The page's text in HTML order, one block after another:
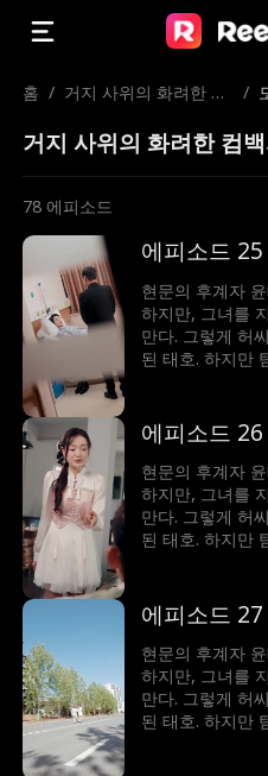
홈 / 거지 사위의 화려한 컴
/
거지 사위의 화려한 컴
78 에피소드
에피소드 25
현문의 후계자
하지만, 그녀를
만다. 그렇게 허
된 태호. 하지만
끝까지 지켜준 수
기하며, 그녀를
작한다.
에피소드 26
현문의 후계자
하지만, 그녀를
만다. 그렇게 허
된 태호. 하지만
끝까지 지켜준 수
기하며, 그녀를
작한다.
에피소드 27
현문의 후계자
하지만, 그녀를
만다. 그렇게 허
된 태호. 하지만